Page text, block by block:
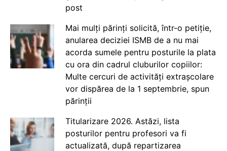
post
Mai mulți părinți solicită, într-o petiție,
anularea deciziei ISMB de a nu mai
acorda sumele pentru posturile la plata
cu ora din cadrul cluburilor copiilor:
Multe cercuri de activități extrașcolare
vor dispărea de la 1 septembrie, spun
părinții
Titularizare 2026. Astăzi, lista
posturilor pentru profesori va fi
actualizată, după repartizarea